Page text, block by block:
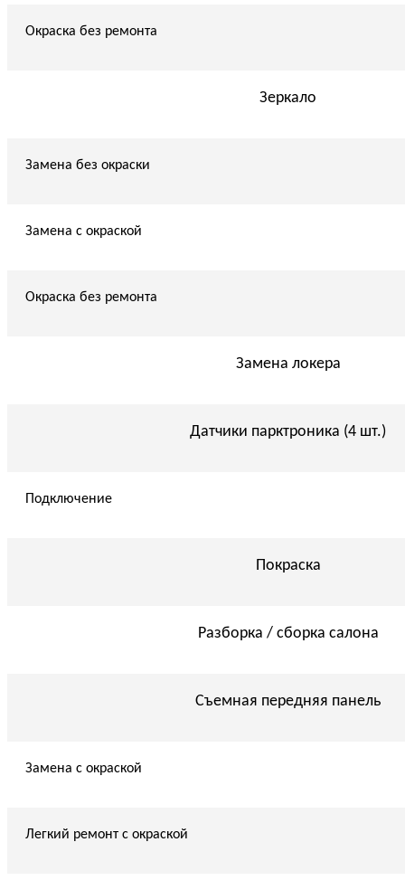
Окраска без ремонта
Зеркало
Замена без окраски
Замена с окраской
Окраска без ремонта
Замена локера
Датчики парктроника (4 шт.)
Подключение
Покраска
Разборка / сборка салона
Съемная передняя панель
Замена с окраской
Легкий ремонт с окраской